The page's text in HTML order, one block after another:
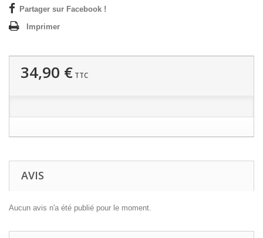
Partager sur Facebook !
Imprimer
34,90 € TTC
AVIS
Aucun avis n'a été publié pour le moment.